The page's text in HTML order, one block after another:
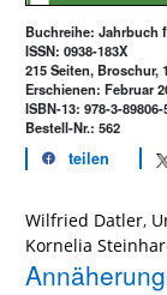
Buchreihe: Jahrbuch
ISSN: 0938-183X
215 Seiten, Broschur,
Erschienen: Februar
ISBN-13: 978-3-89806-
Bestell-Nr.: 562
teilen
Wilfried Datler,
Kornelia